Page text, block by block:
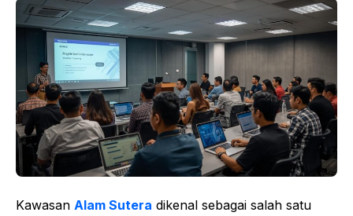
Kawasan Alam Sutera dikenal sebagai salah satu